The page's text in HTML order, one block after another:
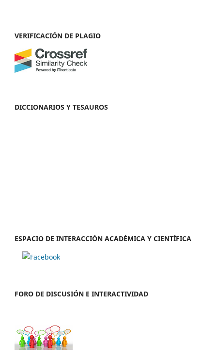
VERIFICACIÓN DE PLAGIO
DICCIONARIOS Y TESAUROS
ESPACIO DE INTERACCIÓN ACADÉMICA Y CIENTÍFICA
FORO DE DISCUSIÓN E INTERACTIVIDAD